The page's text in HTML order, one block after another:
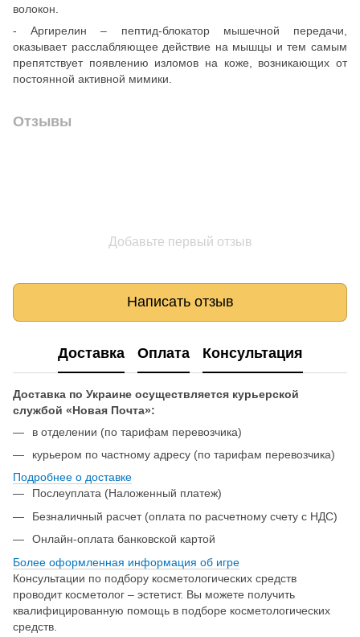
волокон.
- Аргирелин – пептид-блокатор мышечной передачи,
оказывает расслабляющее действие на мышцы и тем самым
препятствует появлению изломов на коже, возникающих от
постоянной активной мимики.
Отзывы
Добавьте первый отзыв
Написать отзыв
Доставка Оплата Консультация
Доставка по Украине осуществляется курьерской
службой «Новая Почта»:
в отделении (по тарифам перевозчика)
курьером по частному адресу (по тарифам перевозчика)
Подробнее о доставке
Послеуплата (Наложенный платеж)
Безналичный расчет (оплата по расчетному счету с НДС)
Онлайн-оплата банковской картой
Более оформленная информация об игре
Консультации по подбору косметологических средств
проводит косметолог – эстетист. Вы можете получить
квалифицированную помощь в подборе косметологических
средств.